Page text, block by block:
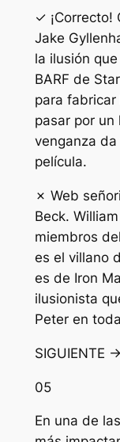
✓ ¡Correcto!
Jake
la ilusión
BARF de
para fabricar
pasar por un
venganza
película.
✗ Web
Beck.
miembros
es el villano
es de Iron
ilusionista
Peter en
SIGUIENTE →
05
En una de